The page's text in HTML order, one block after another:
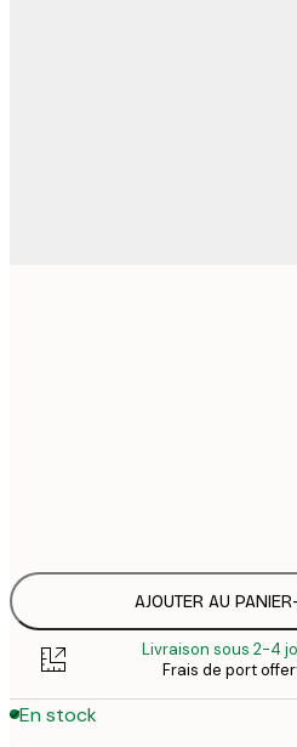
AJOUTER AU PANIER-
Livraison sous 2-4
Frais de port
En stock